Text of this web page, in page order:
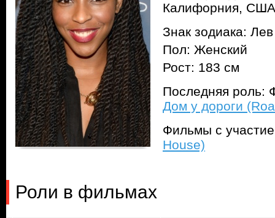
Калифорния, США
Знак зодиака: Лев
Пол: Женский
Рост: 183 см
Последняя роль:
Дом у дороги
Фильмы с
House)
Роли в фильмах